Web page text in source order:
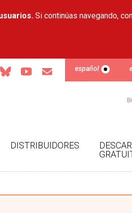
Si continúas navegando,
español
DISTRIBUIDORES